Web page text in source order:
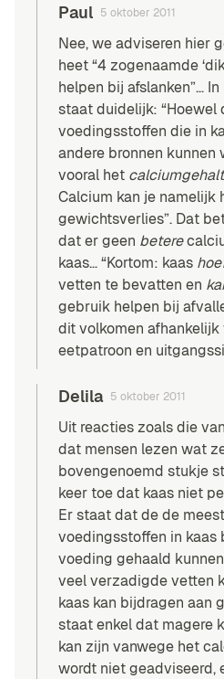
Paul 5 oktober 2011
Nee, we adviseren hier
heet “4 zogenaamde
helpen bij afslanken”…
staat duidelijk: “Hoewel
voedingsstoffen die in
andere bronnen kunnen
vooral het
Calcium kan je namelijk
gewichtsverlies”. Dat
dat er geen betere
kaas… “Kortom: kaas
vetten te bevatten en
gebruik helpen bij
dit volkomen
eetpatroon en
Delila 5 oktober 2011
Uit reacties zoals die
dat mensen lezen wat
bovengenoemd stukje
keer toe dat kaas niet
Er staat dat de de
voedingsstoffen in kaas
voeding gehaald
veel verzadigde vetten
kaas kan bijdragen aan
staat enkel dat magere
kan zijn vanwege het
wordt niet geadviseerd,